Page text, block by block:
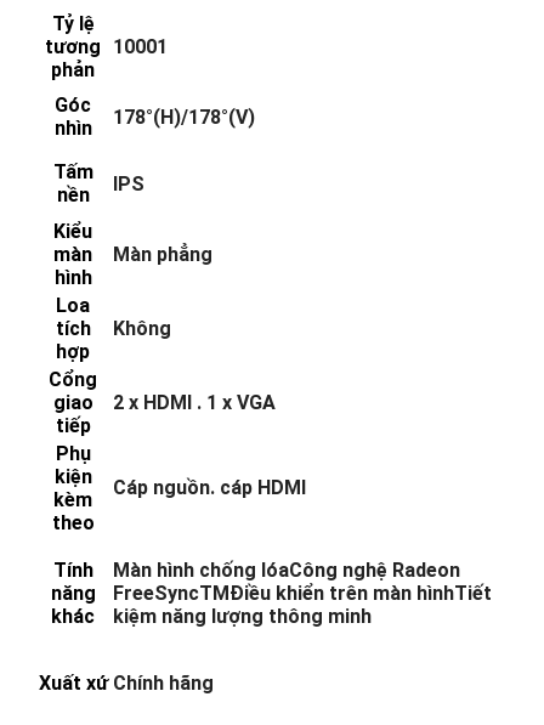
Tỷ lệ
tương
phản
10001
Góc
nhìn
178°(H)/178°(V)
Tấm
nền
IPS
Kiểu
màn
hình
Màn phẳng
Loa
tích
hợp
Không
Cổng
giao
tiếp
2 x HDMI . 1 x VGA
Phụ
kiện
kèm
theo
Cáp nguồn. cáp HDMI
Tính
năng
khác
Màn hình chống lóaCông nghệ Radeon
FreeSyncTMĐiều khiển trên màn hìnhTiết
kiệm năng lượng thông minh
Xuất xứ Chính hãng